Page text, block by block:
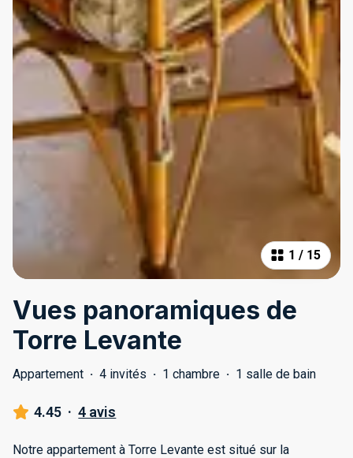
1 / 15
Vues panoramiques de
Torre Levante
Appartement · 4 invités · 1 chambre · 1 salle de bain
4.45 · 4 avis
Notre appartement à Torre Levante est situé sur la